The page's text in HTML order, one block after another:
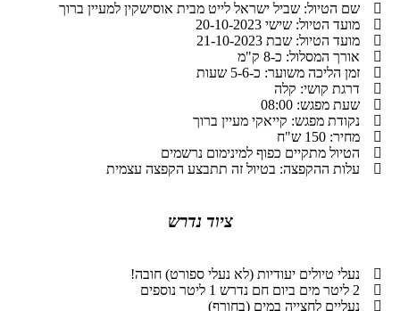
שם הטיול: שביל ישראל לייט מבית אוסישקין למעיין ברוך
מועד הטיול: שישי 20-10-2023
מועד הטיול: שבת 21-10-2023
אורך המסלול: כ-8 ק"מ
זמן הליכה משוער: כ-5-6 שעות
דרגת קושי: קלה
שעת מפגש: 08:00
נקודת מפגש: קייאקי מעיין ברוך
מחיר: 150 ש"ח
הטיול מתקיים כפוף למינימום נרשמים
עלות ההקפצה: בטיול זה תתבצע הקפצה עצמית
ציוד נדרש
נעלי טיולים יעודיות (לא נעלי ספורט) חובה!
2 ליטר מים ביום חם נדרש 1 ליטר נוספים
נעליים לחצייה במים (בחורף)